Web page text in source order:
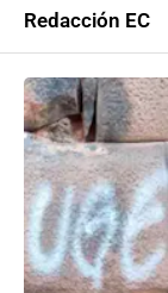
Redacción EC